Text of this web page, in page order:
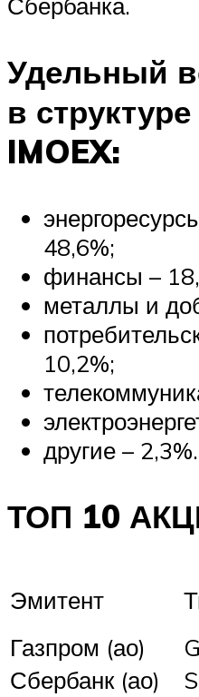
Удельный
в
IMOEX:
48,6%;
финансы –
металлы и
10,2%;
другие – 2,3%.
ТОП 10
Эмитент
Газпром (ао)
Сбербанк (ао)